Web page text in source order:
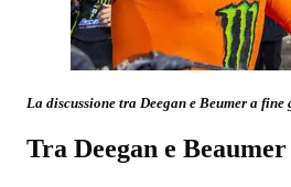
La discussione tra Deegan e Beumer a
Tra Deegan e